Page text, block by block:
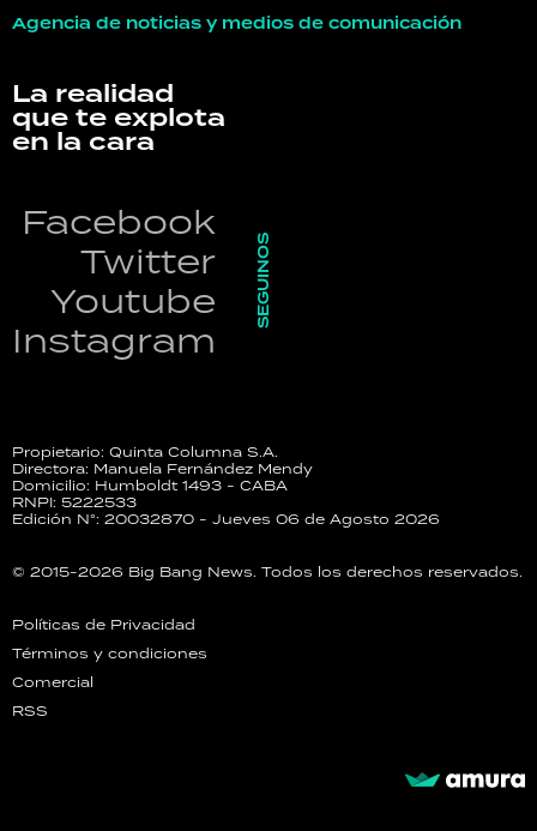
Agencia de noticias y medios de comunicación
La realidad
que te explota
en la cara
Facebook
Twitter
Youtube
Instagram
SEGUINOS
Propietario: Quinta Columna S.A.
Directora: Manuela Fernández Mendy
Domicilio: Humboldt 1493 - CABA
RNPI: 5222533
Edición N°: 20032870 - Jueves 06 de Agosto 2026
© 2015-2026 Big Bang News. Todos los derechos reservados.
Políticas de Privacidad
Términos y condiciones
Comercial
RSS